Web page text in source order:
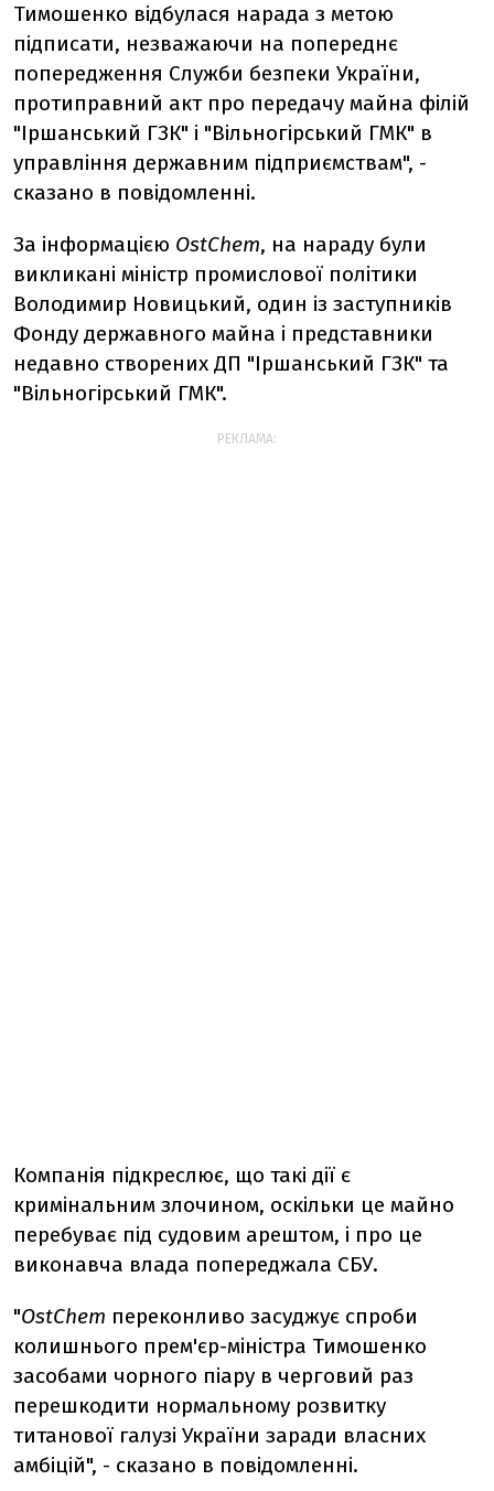
Тимошенко відбулася нарада з метою
підписати, незважаючи на попереднє
попередження Служби безпеки України,
протиправний акт про передачу майна філій
"Іршанський ГЗК" і "Вільногірський ГМК" в
управління державним підприємствам", -
сказано в повідомленні.
За інформацією OstChem, на нараду були
викликані міністр промислової політики
Володимир Новицький, один із заступників
Фонду державного майна і представники
недавно створених ДП "Іршанський ГЗК" та
"Вільногірський ГМК".
РЕКЛАМА:
Компанія підкреслює, що такі дії є
кримінальним злочином, оскільки це майно
перебуває під судовим арештом, і про це
виконавча влада попереджала СБУ.
"OstChem переконливо засуджує спроби
колишнього прем'єр-міністра Тимошенко
засобами чорного піару в черговий раз
перешкодити нормальному розвитку
титанової галузі України заради власних
амбіцій", - сказано в повідомленні.